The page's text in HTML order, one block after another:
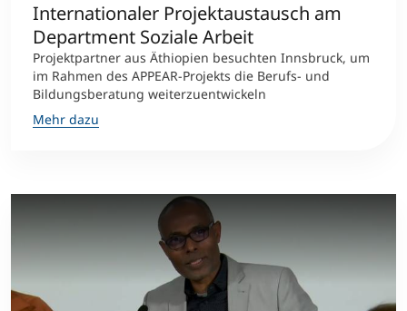
Internationaler Projektaustausch am
Department Soziale Arbeit
Projektpartner aus Äthiopien besuchten Innsbruck, um
im Rahmen des APPEAR-Projekts die Berufs- und
Bildungsberatung weiterzuentwickeln
Mehr dazu